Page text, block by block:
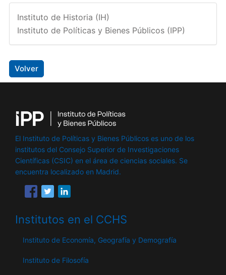
Instituto de Historia (IH)
Instituto de Políticas y Bienes Públicos (IPP)
Volver
El Instituto de Políticas y Bienes Públicos es uno de los
institutos del Consejo Superior de Investigaciones
Científicas (CSIC) en el área de ciencias sociales. Se
encuentra localizado en Madrid.
Institutos en el CCHS
Instituto de Economía, Geografía y Demografía
Instituto de Filosofía